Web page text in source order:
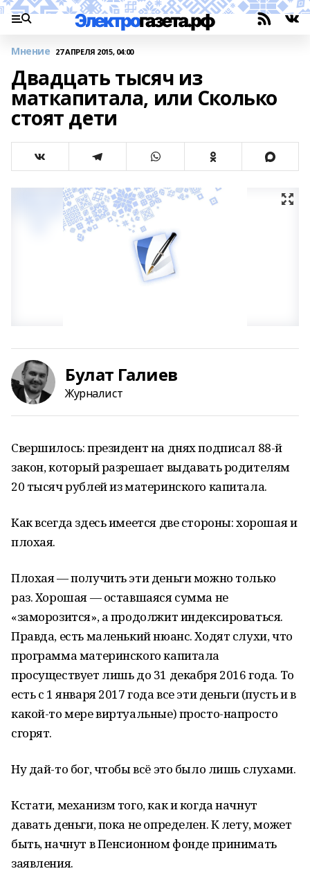
Мнение 27 АПРЕЛЯ 2015, 04:00
Двадцать тысяч из
маткапитала, или Сколько
стоят дети
Булат Галиев
Журналист
Свершилось: президент на днях подписал 88-й
закон, который разрешает выдавать родителям
20 тысяч рублей из материнского капитала.
Как всегда здесь имеется две стороны: хорошая и
плохая.
Плохая—получить эти деньги можно только
раз. Хорошая—оставшаяся сумма не
«заморозится», а продолжит индексироваться.
Правда, есть маленький нюанс. Ходят слухи, что
программа материнского капитала
просуществует лишь до 31 декабря 2016 года. То
есть с 1 января 2017 года все эти деньги (пусть и в
какой-то мере виртуальные) просто-напросто
сгорят.
Ну дай-то бог, чтобы всё это было лишь слухами.
Кстати, механизм того, как и когда начнут
давать деньги, пока не определен. К лету, может
быть, начнут в Пенсионном фонде принимать
заявления.